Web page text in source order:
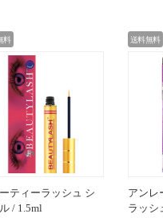
料
ティーラッシュ シ
/ 1.5ml
送料無料
アンレ
ラッシ